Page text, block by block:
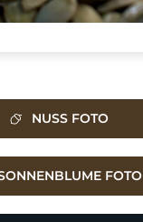
NUSS FOTO
FOTO